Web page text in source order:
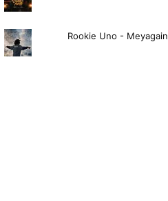
Rookie Uno - Meyagain